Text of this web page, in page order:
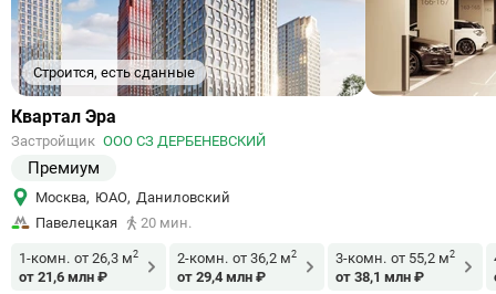
Строится, есть сданные
Ссылка
объект
Квартал Эра
Застройщик ООО СЗ ДЕРБЕНЕВСКИЙ
Премиум
Москва, ЮАО, Даниловский
Павелецкая
20 мин.
1-комн. от 26,3 м2
от 21,6 млн ₽
2-комн. от 36,2 м2
от 29,4 млн ₽
3-комн. от 55,2 м2
от 38,1 млн ₽